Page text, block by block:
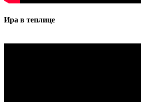
Ира в теплице